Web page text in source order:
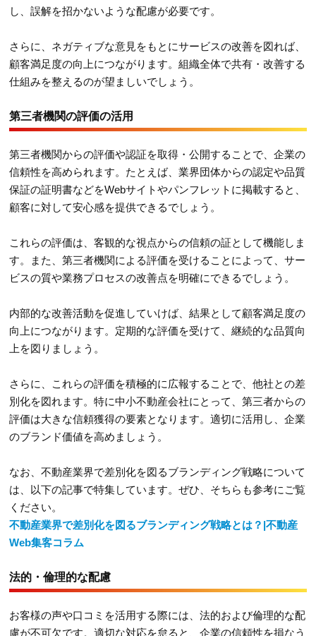
し、誤解を招かないような配慮が必要です。
さらに、ネガティブな意見をもとにサービスの改善を図れば、
顧客満足度の向上につながります。組織全体で共有・改善する
仕組みを整えるのが望ましいでしょう。
第三者機関の評価の活用
第三者機関からの評価や認証を取得・公開することで、企業の
信頼性を高められます。たとえば、業界団体からの認定や品質
保証の証明書などをWebサイトやパンフレットに掲載すると、
顧客に対して安心感を提供できるでしょう。
これらの評価は、客観的な視点からの信頼の証として機能しま
す。また、第三者機関による評価を受けることによって、サー
ビスの質や業務プロセスの改善点を明確にできるでしょう。
内部的な改善活動を促進していけば、結果として顧客満足度の
向上につながります。定期的な評価を受けて、継続的な品質向
上を図りましょう。
さらに、これらの評価を積極的に広報することで、他社との差
別化を図れます。特に中小不動産会社にとって、第三者からの
評価は大きな信頼獲得の要素となります。適切に活用し、企業
のブランド価値を高めましょう。
なお、不動産業界で差別化を図るブランディング戦略について
は、以下の記事で特集しています。ぜひ、そちらも参考にご覧
ください。
不動産業界で差別化を図るブランディング戦略とは？|不動産
Web集客コラム
法的・倫理的な配慮
お客様の声や口コミを活用する際には、法的および倫理的な配
慮が不可欠です。適切な対応を怠ると、企業の信頼性を損なう